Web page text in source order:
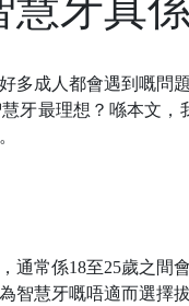
多成人都會遇到嘅問
牙最理想？喺本文
通常係18至25歲之間
智慧牙嘅唔適而選擇